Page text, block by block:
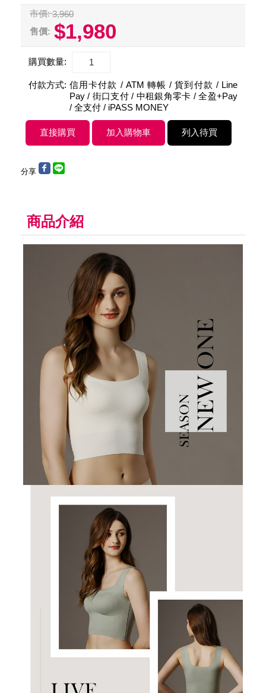
市價: 3,960
售價: $1,980
購買數量:
付款方式: 信用卡付款 / ATM 轉帳 / 貨到付款 / Line
Pay / 街口支付 / 中租銀角零卡 / 全盈+Pay
/ 全支付 / iPASS MONEY
分享
商品介紹